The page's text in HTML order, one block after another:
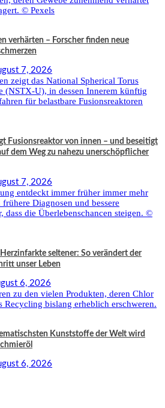
verhärten – Forscher finden neue
7, 2026
Fusionsreaktor von innen – und beseitigt
dem Weg zu nahezu unerschöpflicher
7, 2026
seltener: So verändert der
unser Leben
6, 2026
Kunststoffe der Welt wird
6, 2026